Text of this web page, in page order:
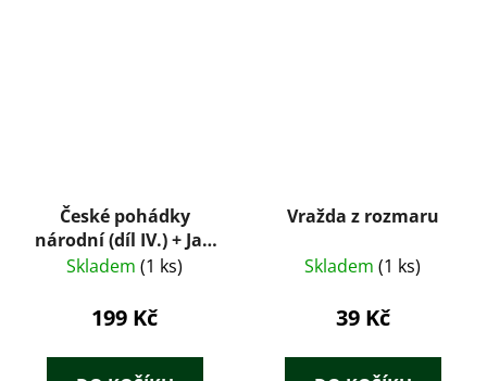
České pohádky
národní (díl IV.) + Jan
Kollár: Slávy dcera
1925)
Skladem (1 ks)
199 Kč
Vražda z rozmaru
Skladem (1 ks)
39 Kč